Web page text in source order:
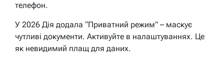
телефон.
У 2026 Дія додала “Приватний режим” – маскує
чутливі документи. Активуйте в налаштуваннях. Це
як невидимий плащ для даних.